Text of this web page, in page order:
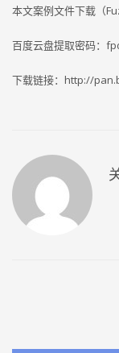
本文案例文件下载（
百度云盘提取密码：
下载链接：http://